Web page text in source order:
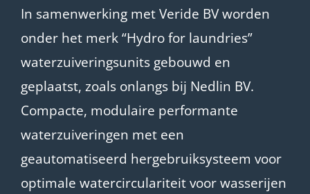
In samenwerking met Veride BV worden
onder het merk “Hydro for laundries”
waterzuiveringsunits gebouwd en
geplaatst, zoals onlangs bij Nedlin BV.
Compacte, modulaire performante
waterzuiveringen met een
geautomatiseerd hergebruiksysteem voor
optimale watercirculariteit voor wasserijen